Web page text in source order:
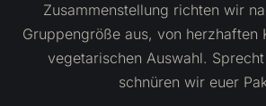
Zusammenstellung richten wir
Gruppengröße aus, von herzhaften
vegetarischen Auswahl.
schnüren wir euer